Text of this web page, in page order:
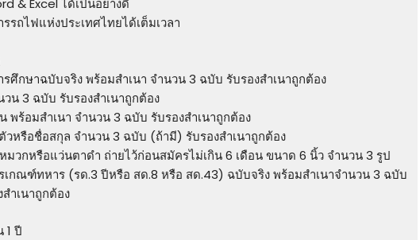
รถไฟแห่งประเทศไทยได้เต็มเวลา
ศึกษาฉบับจริง พร้อมสําเนา จํานวน 3 ฉบับ รับรองสําเนาถูกต้อง
วน 3 ฉบับ รับรองสําเนาถูกต้อง
พร้อมสําเนา จํานวน 3 ฉบับ รับรองสําเนาถูกต้อง
วหรือชื่อสกุล จํานวน 3 ฉบับ (ถ้ามี) รับรองสําเนาถูกต้อง
มวกหรือแว่นตาดํา ถ่ายไว้ก่อนสมัครไม่เกิน 6 เดือน ขนาด 6 นิ้ว จํานวน 3 รูป
เกณฑ์ทหาร (รด.3 ปีหรือ สด.8 หรือ สด.43) ฉบับจริง พร้อมสําเนาจํานวน 3 ฉบับ
าเนาถูกต้อง
1 ปี